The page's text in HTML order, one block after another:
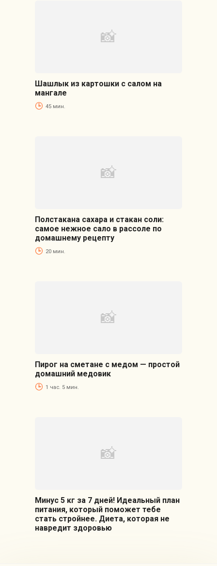
Шашлык из картошки с салом на
мангале
45 мин.
Полстакана сахара и стакан соли:
самое нежное сало в рассоле по
домашнему рецепту
20 мин.
Пирог на сметане с медом — простой
домашний медовик
1 час. 5 мин.
Минус 5 кг за 7 дней! Идеальный план
питания, который поможет тебе
стать стройнее. Диета, которая не
навредит здоровью